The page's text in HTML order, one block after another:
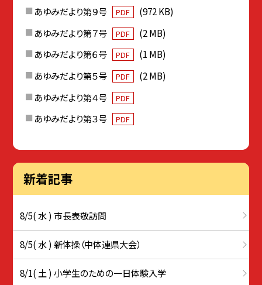
あゆみだより第９号
PDF
(972 KB)
あゆみだより第７号
PDF
(2 MB)
あゆみだより第６号
PDF
(1 MB)
あゆみだより第５号
PDF
(2 MB)
あゆみだより第４号
PDF
あゆみだより第３号 PDF
新着記事
8/5( 水 ) 市長表敬訪問
8/5( 水 ) 新体操（中体連県大会）
8/1( 土 ) 小学生のための一日体験入学